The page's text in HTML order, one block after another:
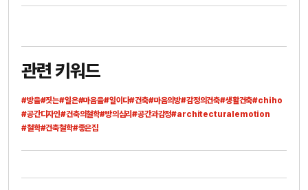
관련 키워드
#방을#짓는#일은#마음을#일이다#건축#마음의방#감정의건축#생활건축#chiho
#공간디자인#건축의철학#방의심리#공간과감정#architecturalemotion
#철학#건축철학#좋은집